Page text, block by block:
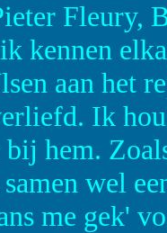
Fleury,
kennen
aan het
Ik
hem.
wel
me gek'